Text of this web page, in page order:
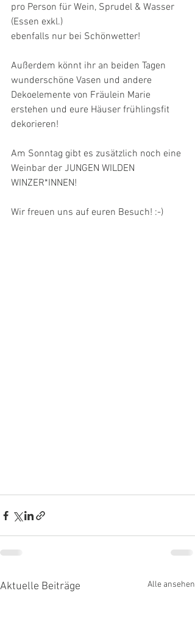
pro Person für Wein, Sprudel & Wasser
(Essen exkl.)
ebenfalls nur bei Schönwetter!
Außerdem könnt ihr an beiden Tagen
wunderschöne Vasen und andere
Dekoelemente von Fräulein Marie
erstehen und eure Häuser frühlingsfit
dekorieren!
Am Sonntag gibt es zusätzlich noch eine
Weinbar der JUNGEN WILDEN
WINZER*INNEN!
Wir freuen uns auf euren Besuch! :-)
Aktuelle Beiträge Alle ansehen